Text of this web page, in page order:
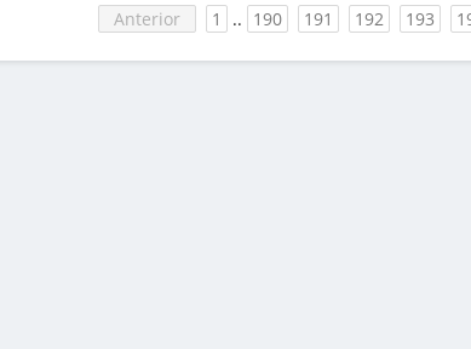
Anterior 1 .. 190 191 192 193